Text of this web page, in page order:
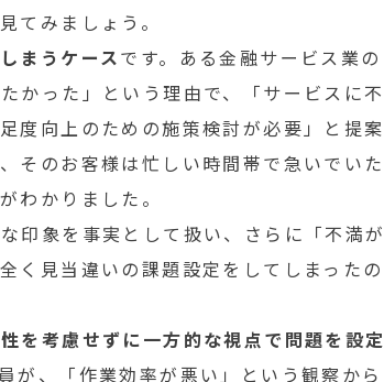
てみましょう。
まうケースです。ある金融サービス業の
かった」という理由で、「サービスに不
度向上のための施策検討が必要」と提案
そのお客様は忙しい時間帯で急いでいた
わかりました。
印象を事実として扱い、さらに「不満が
く見当違いの課題設定をしてしまったの
を考慮せずに一方的な視点で問題を設定
が、「作業効率が悪い」という観察から